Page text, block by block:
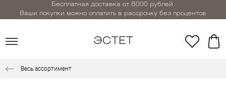
Бесплатная доставка от 8000 рублей
Ваши покупки можно оплатить в рассрочку без процентов
ЭСТЕТ
Весь ассортимент